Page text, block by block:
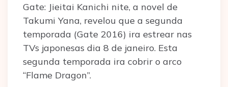
Gate: Jieitai Kanichi nite, a novel de
Takumi Yana, revelou que a segunda
temporada (Gate 2016) ira estrear nas
TVs japonesas dia 8 de janeiro. Esta
segunda temporada ira cobrir o arco
“Flame Dragon”.